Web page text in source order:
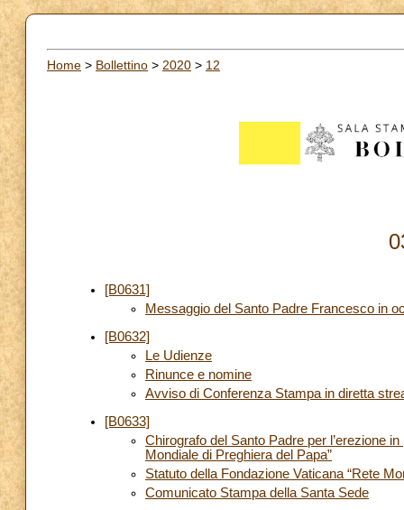
Home > Bollettino > 2020 > 12
[B0631]
Messaggio del Santo Padre Francesco in
[B0632]
Le Udienze
Rinunce e nomine
Avviso di Conferenza Stampa in diretta
[B0633]
Chirografo del Santo Padre per l’erezione
Mondiale di Preghiera del Papa”
Statuto della Fondazione Vaticana “Rete
Comunicato Stampa della Santa Sede